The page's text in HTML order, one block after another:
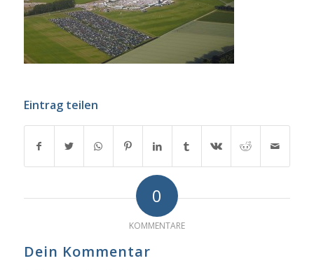
Eintrag teilen
0
KOMMENTARE
Dein Kommentar